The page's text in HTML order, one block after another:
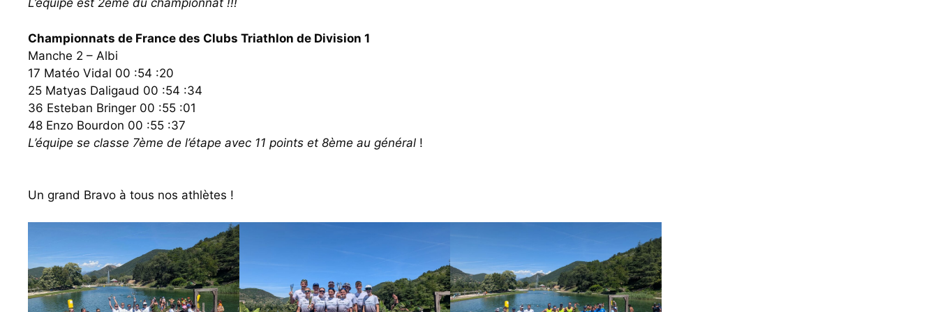
L’équipe est 2ème du championnat !!!
Championnats de France des Clubs Triathlon de Division 1
Manche 2 – Albi
17 Matéo Vidal 00 :54 :20
25 Matyas Daligaud 00 :54 :34
36 Esteban Bringer 00 :55 :01
48 Enzo Bourdon 00 :55 :37
L’équipe se classe 7ème de l’étape avec 11 points et 8ème au général !
Un grand Bravo à tous nos athlètes !